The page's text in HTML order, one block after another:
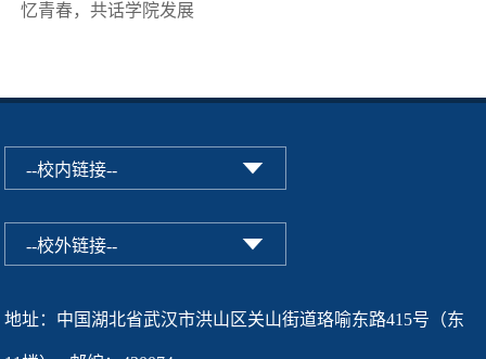
忆青春，共话学院发展
地址：中国湖北省武汉市洪山区关山街道珞喻东路415号（东